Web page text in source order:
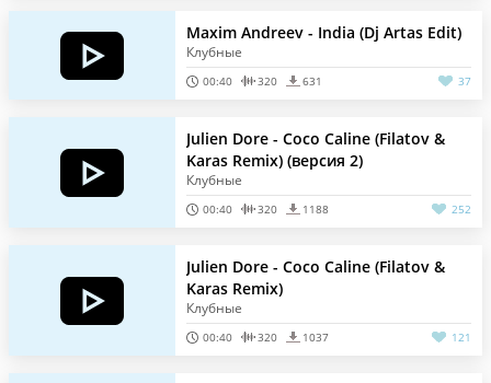
Maxim Andreev - India (Dj Artas Edit)
Клубные
00:40 320 631 37
Julien Dore - Coco Caline (Filatov &
Karas Remix) (версия 2)
Клубные
00:40 320 1188 252
Julien Dore - Coco Caline (Filatov &
Karas Remix)
Клубные
00:40 320 1037 121